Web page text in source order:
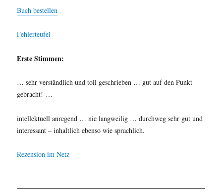
Buch bestellen
Fehlerteufel
Erste Stimmen:
… sehr verständlich und toll geschrieben … gut auf den Punkt
gebracht! …
intellektuell anregend … nie langweilig … durchweg sehr gut und
interessant – inhaltlich ebenso wie sprachlich.
Rezension im Netz